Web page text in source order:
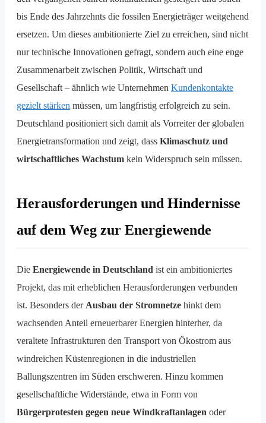
bis Ende des Jahrzehnts die fossilen Energieträger weitgehend
ersetzen. Um dieses ambitionierte Ziel zu erreichen, sind nicht
nur technische Innovationen gefragt, sondern auch eine enge
Zusammenarbeit zwischen Politik, Wirtschaft und
Gesellschaft – ähnlich wie Unternehmen Kundenkontakte
gezielt stärken müssen, um langfristig erfolgreich zu sein.
Deutschland positioniert sich damit als Vorreiter der globalen
Energietransformation und zeigt, dass Klimaschutz und
wirtschaftliches Wachstum kein Widerspruch sein müssen.
Herausforderungen und Hindernisse
auf dem Weg zur Energiewende
Die Energiewende in Deutschland ist ein ambitioniertes
Projekt, das mit erheblichen Herausforderungen verbunden
ist. Besonders der Ausbau der Stromnetze hinkt dem
wachsenden Anteil erneuerbarer Energien hinterher, da
veraltete Infrastrukturen den Transport von Ökostrom aus
windreichen Küstenregionen in die industriellen
Ballungszentren im Süden erschweren. Hinzu kommen
gesellschaftliche Widerstände, etwa in Form von
Bürgerprotesten gegen neue Windkraftanlagen oder